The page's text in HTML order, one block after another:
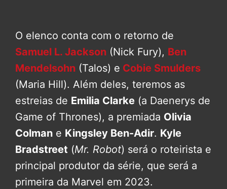
O elenco conta com o retorno de
Samuel L. Jackson (Nick Fury), Ben
Mendelsohn (Talos) e Cobie Smulders
(Maria Hill). Além deles, teremos as
estreias de Emilia Clarke (a Daenerys de
Game of Thrones), a premiada Olivia
Colman e Kingsley Ben-Adir. Kyle
Bradstreet (Mr. Robot) será o roteirista e
principal produtor da série, que será a
primeira da Marvel em 2023.